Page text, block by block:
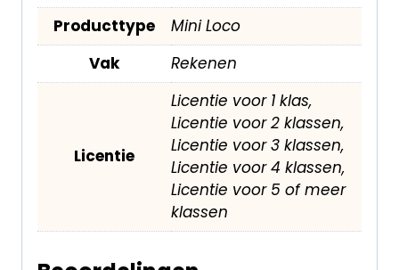
Producttype
Mini Loco
Vak
Rekenen
Licentie
Licentie voor 1 klas,
Licentie voor 2 klassen,
Licentie voor 3 klassen,
Licentie voor 4 klassen,
Licentie voor 5 of meer
klassen